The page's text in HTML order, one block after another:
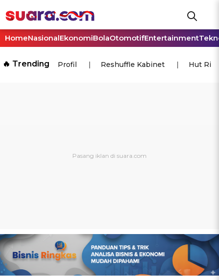
HomeNasionalEkonomiBolaOtomotifEntertainment
🔥 Trending Profil Reshuffle Kabinet Hut Ri